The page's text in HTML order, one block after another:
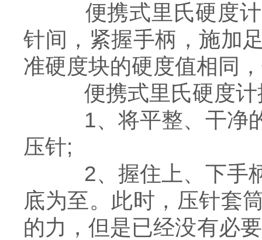
便携式里氏硬度计
针间，紧握手柄，施加
准硬度块的硬度值相同
便携式里氏硬度计
1、将平整、干净的
压针;
2、握住上、下手柄
底为至。此时，压针套
的力，但是已经没有必